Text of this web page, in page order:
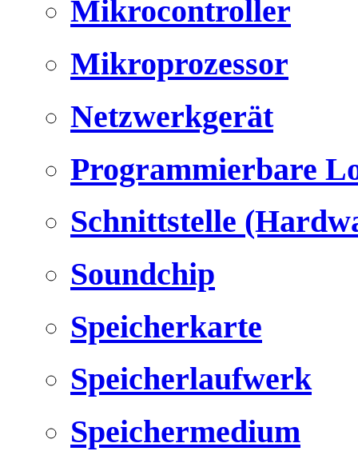
Mikrocontroller
Mikroprozessor
Netzwerkgerät
Programmierbare
Schnittstelle
Soundchip
Speicherkarte
Speicherlaufwerk
Speichermedium